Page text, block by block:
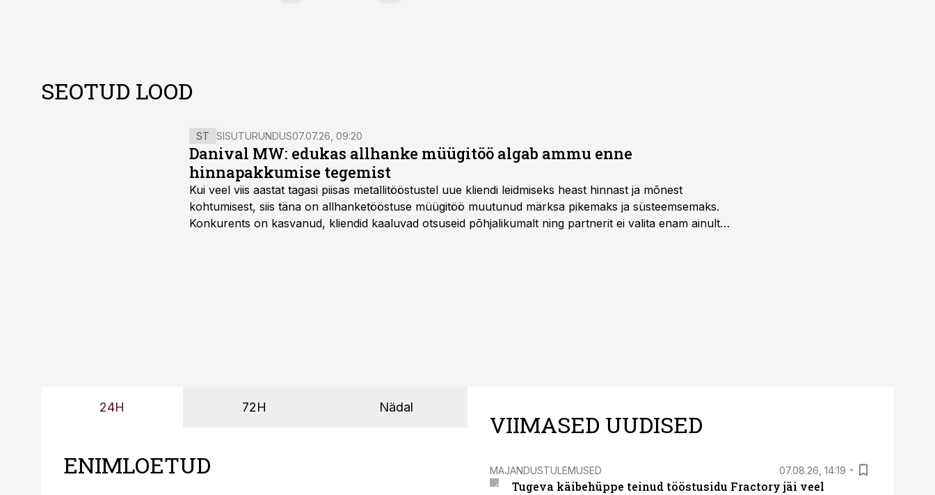
SEOTUD LOOD
ST SISUTURUNDUS07.07.26, 09:20
Danival MW: edukas allhanke müügitöö algab ammu enne
hinnapakkumise tegemist
Kui veel viis aastat tagasi piisas metallitööstustel uue kliendi leidmiseks heast hinnast ja mõnest
kohtumisest, siis täna on allhanketööstuse müügitöö muutunud märksa pikemaks ja süsteemsemaks.
Konkurents on kasvanud, kliendid kaaluvad otsuseid põhjalikumalt ning partnerit ei valita enam ainult
24H 72H Nädal
ENIMLOETUD
VIIMASED UUDISED
MAJANDUSTULEMUSED 07.08.26, 14:19
Tugeva käibehüppe teinud tööstusidu Fractory jäi veel